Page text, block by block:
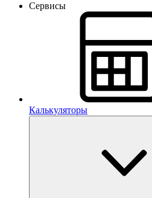
Сервисы
Калькуляторы